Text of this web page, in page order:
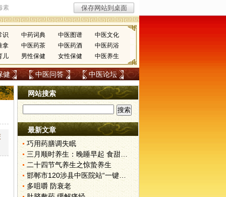
识 中药词典 中医图谱
中医文化
拿
中医药茶 中医药酒
中医药浴
儿
男性保健 女性保健 中医养生
健 中医问答 中医论坛
网站搜索
最新文章
巧用药膳调失眠
三月顺时养生：晚睡早起 食甜养肝
二十四节气养生之惊蛰养生
邯郸市120涉县中医院站“一键拨”开通了
多咀嚼 防衰老